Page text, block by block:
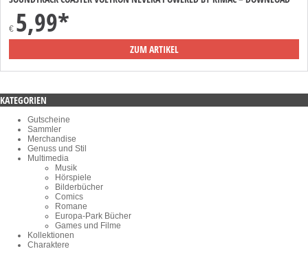
€ 5,99*
ZUM ARTIKEL
KATEGORIEN
Gutscheine
Sammler
Merchandise
Genuss und Stil
Multimedia
Musik
Hörspiele
Bilderbücher
Comics
Romane
Europa-Park Bücher
Games und Filme
Kollektionen
Charaktere